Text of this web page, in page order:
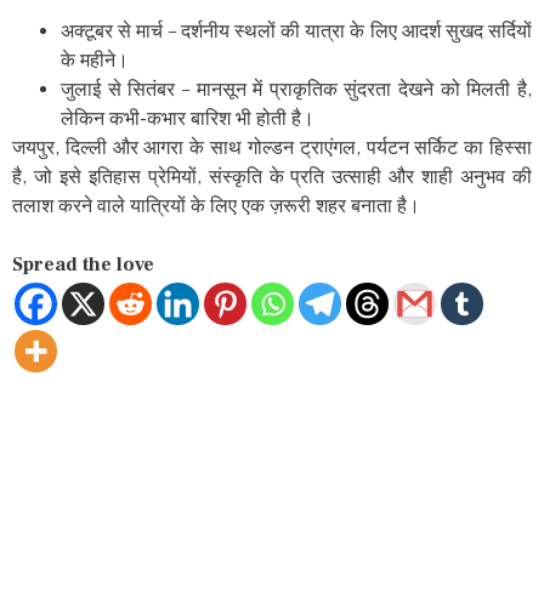
अक्टूबर से मार्च – दर्शनीय स्थलों की यात्रा के लिए आदर्श सुखद सर्दियों
के महीने।
जुलाई से सितंबर – मानसून में प्राकृतिक सुंदरता देखने को मिलती है,
लेकिन कभी-कभार बारिश भी होती है।
जयपुर, दिल्ली और आगरा के साथ गोल्डन ट्राएंगल, पर्यटन सर्किट का हिस्सा
है, जो इसे इतिहास प्रेमियों, संस्कृति के प्रति उत्साही और शाही अनुभव की
तलाश करने वाले यात्रियों के लिए एक ज़रूरी शहर बनाता है।
Spread the love